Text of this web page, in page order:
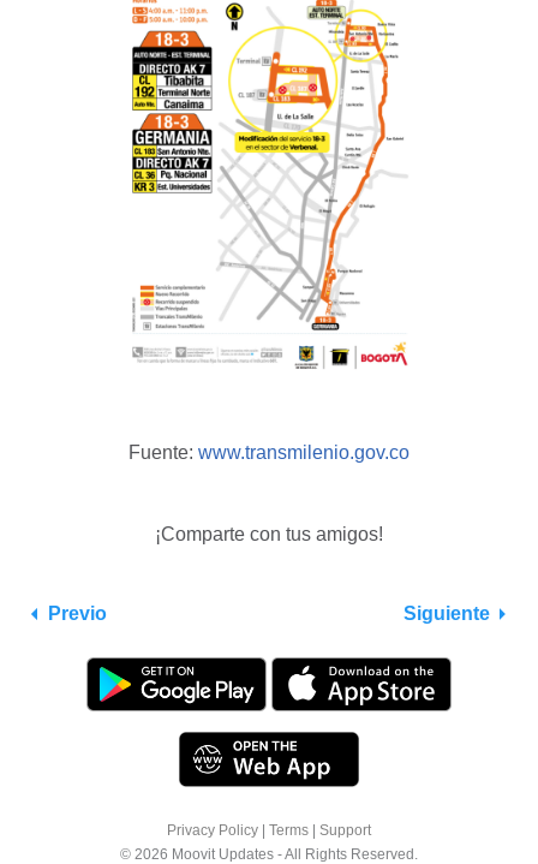
Fuente: www.transmilenio.gov.co
¡Comparte con tus amigos!
Previo Siguiente
Privacy Policy Terms
Support
© 2026 Moovit Updates - All Rights Reserved.